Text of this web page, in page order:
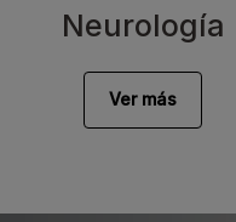
Neurología
Ver más